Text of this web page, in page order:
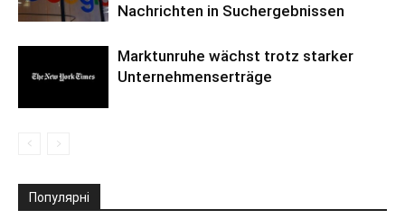
Nachrichten in Suchergebnissen
Marktunruhe wächst trotz starker
Unternehmenserträge
Популярні